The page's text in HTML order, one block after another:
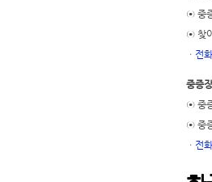
⊙ 중
⊙ 찾
ㆍ 전
중증
⊙ 중
⊙ 중
ㆍ 전